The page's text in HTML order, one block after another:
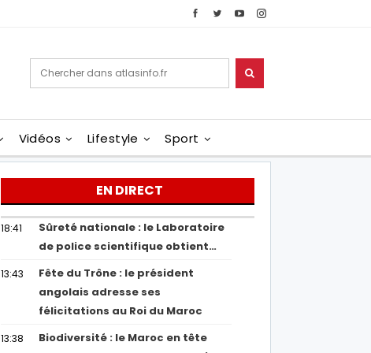
Vidéos Lifestyle Sport
EN DIRECT
18:41
Sûreté nationale : le Laboratoire
de police scientifique obtient…
13:43
Fête du Trône : le président
angolais adresse ses
félicitations au Roi du Maroc
13:38
Biodiversité : le Maroc en tête